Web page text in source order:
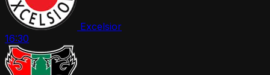
Excelsior
16:30